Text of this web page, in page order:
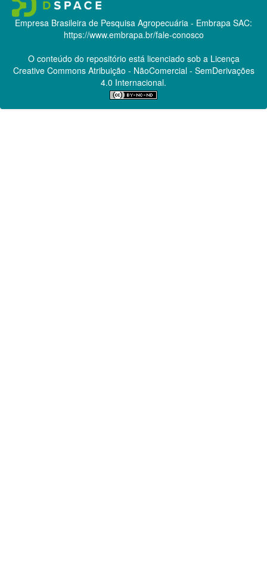
Empresa Brasileira de Pesquisa Agropecuária - Embrapa SAC:
https://www.embrapa.br/fale-conosco
O conteúdo do repositório está licenciado sob a Licença
Creative CommonsAtribuição - NãoComercial - SemDerivações
4.0 Internacional.